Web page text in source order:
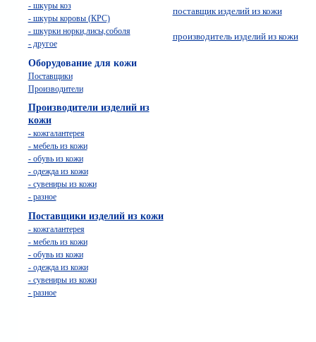
поставщик изделий из кожи
производитель изделий из кожи
- шкуры коз
- шкуры коровы (КРС)
- шкурки норки,лисы,соболя
- другое
Оборудование для кожи
Поставщики
Производители
Производители изделий из
кожи
- кожгалантерея
- мебель из кожи
- обувь из кожи
- одежда из кожи
- сувениры из кожи
- разное
Поставщики изделий из кожи
- кожгалантерея
- мебель из кожи
- обувь из кожи
- одежда из кожи
- сувениры из кожи
- разное